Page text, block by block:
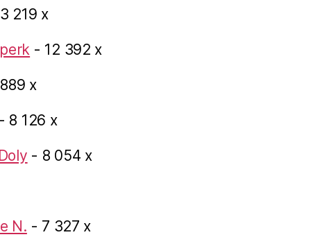
219 x
- 12 392 x
x
8 126 x
- 8 054 x
N. - 7 327 x